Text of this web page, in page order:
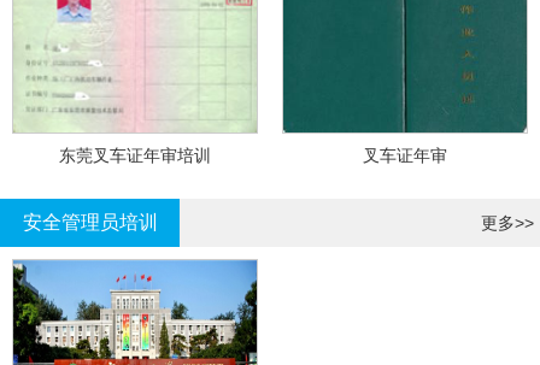
东莞叉车证年审培训 叉车证年审
安全管理员培训 更多>>